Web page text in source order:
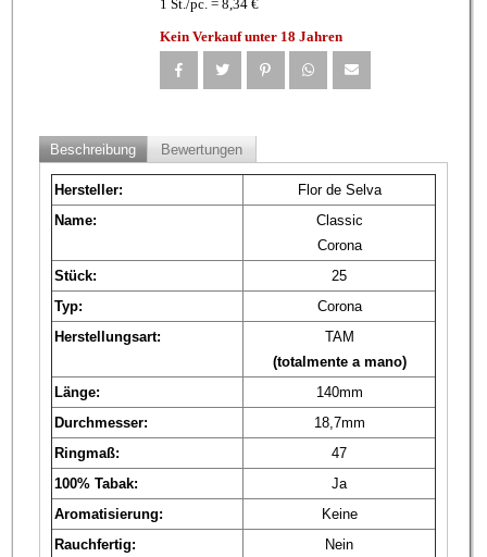
1 St./pc. = 8,34 €
Kein Verkauf unter 18 Jahren
Beschreibung Bewertungen
Hersteller:
Flor de Selva
Name:
Classic
Corona
Stück:
25
Typ:
Corona
Herstellungsart:
TAM
(totalmente a mano)
Länge:
140mm
Durchmesser:
18,7mm
Ringmaß:
47
100% Tabak:
Ja
Aromatisierung:
Keine
Rauchfertig:
Nein